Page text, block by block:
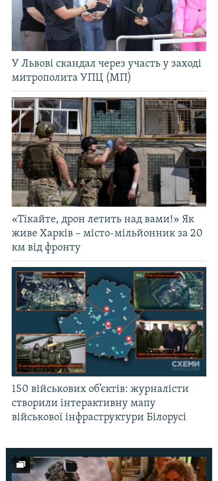
У Львові скандал через участь у заході
митрополита УПЦ (МП)
«Тікайте, дрон летить над вами!» Як
живе Харків – місто-мільйонник за 20
км від фронту
150 військових об’єктів: журналісти
створили інтерактивну мапу
військової інфраструктури Білорусі